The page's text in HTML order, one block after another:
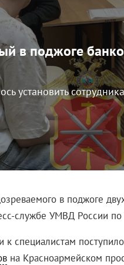
в поджоге
установить
в поджоге
службе УМВД России по
специалистам
на Красноармейском